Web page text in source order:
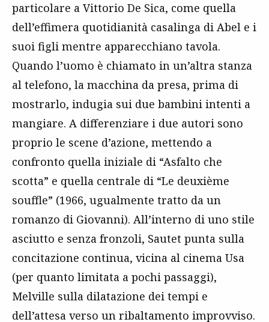
particolare a Vittorio De Sica, come quella
dell’effimera quotidianità casalinga di Abel e i
suoi figli mentre apparecchiano tavola.
Quando l’uomo è chiamato in un’altra stanza
al telefono, la macchina da presa, prima di
mostrarlo, indugia sui due bambini intenti a
mangiare. A differenziare i due autori sono
proprio le scene d’azione, mettendo a
confronto quella iniziale di “Asfalto che
scotta” e quella centrale di “Le deuxième
souffle” (1966, ugualmente tratto da un
romanzo di Giovanni). All’interno di uno stile
asciutto e senza fronzoli, Sautet punta sulla
concitazione continua, vicina al cinema Usa
(per quanto limitata a pochi passaggi),
Melville sulla dilatazione dei tempi e
dell’attesa verso un ribaltamento improvviso.